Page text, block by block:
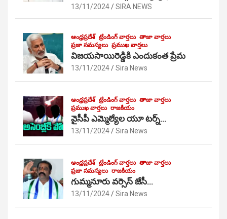
13/11/2024 SIRA NEWS
ఆంధ్రప్రదేశ్ ట్రేండింగ్ వార్తలు తాజా వార్తలు
ప్రజా సమస్యలు ప్రముఖ వార్తలు
విజయసాయిరెడ్డికి ఎందుకంత ప్రేమ
13/11/2024 Sira News
ఆంధ్రప్రదేశ్ ట్రేండింగ్ వార్తలు తాజా వార్తలు
ప్రముఖ వార్తలు రాజకీయం
వైసీపీ ఎమ్మెల్యేల యూ టర్న్…
13/11/2024 Sira News
ఆంధ్రప్రదేశ్ ట్రేండింగ్ వార్తలు తాజా వార్తలు
ప్రజా సమస్యలు రాజకీయం
గుమ్మనూరు వర్సెస్ జేసీ…
13/11/2024 Sira News